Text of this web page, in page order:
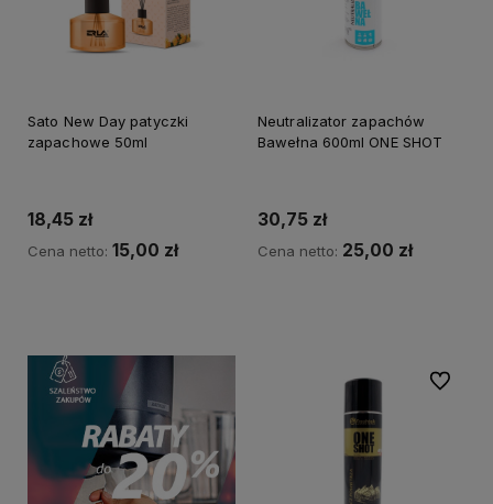
Sato New Day patyczki
zapachowe 50ml
18,45 zł
Cena netto: 15,00 zł
Neutralizator zapachów
Bawełna 600ml ONE SHOT
30,75 zł
Cena netto: 25,00 zł
Do